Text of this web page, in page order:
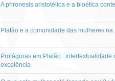
A phronesis aristotélica e a bioética
Platão e a comunidade das mulheres
Protágoras em Platão :
excelência